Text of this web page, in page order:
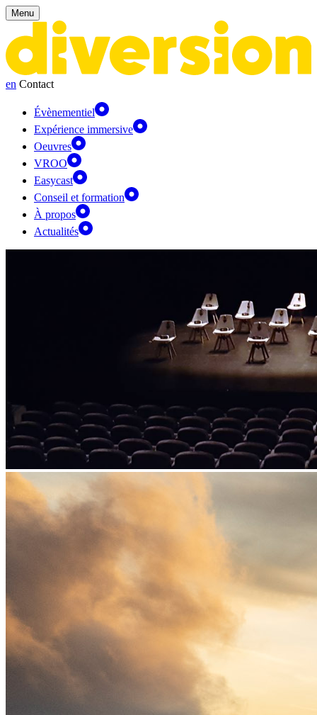
Panneau de gestion des cookies
Menu
en Contact
Évènementiel
Expérience immersive
Oeuvres
VROO
Easycast
Conseil et formation
À propos
Actualités